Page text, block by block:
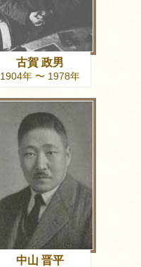
古賀 政男
1904年 〜 1978年
中山 晋平